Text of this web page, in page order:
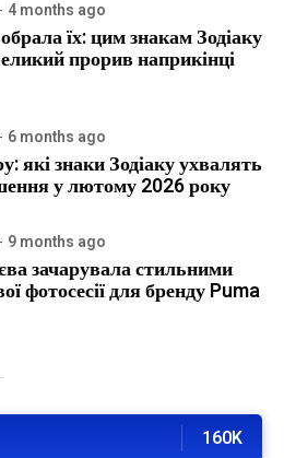
4 months ago
їх: цим знакам Зодіаку
прорив наприкінці
6 months ago
які знаки Зодіаку ухвалять
у лютому 2026 року
9 months ago
зачарувала стильними
фотосесії для бренду Puma
160K